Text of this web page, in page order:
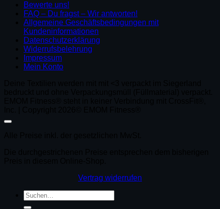
Bewerte uns!
FAQ – Du fragst – Wir antworten!
Allgemeine Geschäftsbedingungen mit
Kundeninformationen
Datenschutzerklärung
Widerrufsbelehrung
Impressum
Mein Konto
Vertrag widerrufen
Suchen
nach: